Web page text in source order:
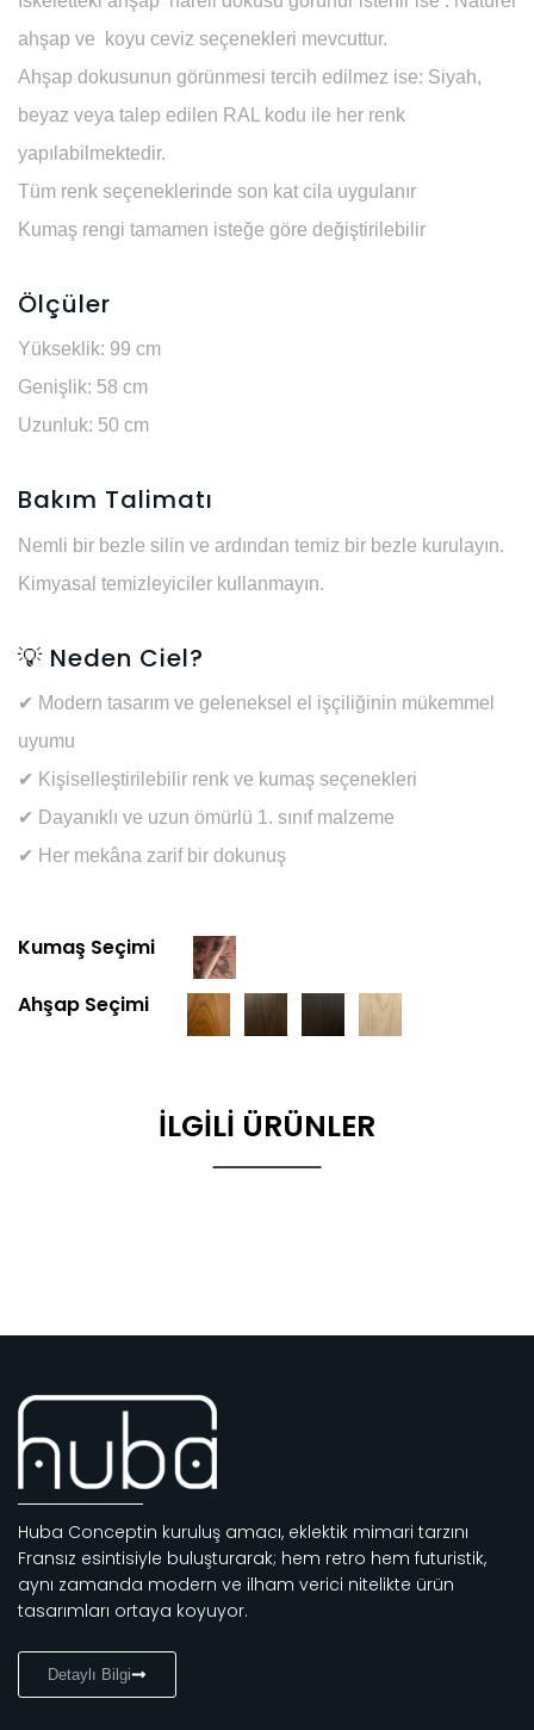
ahşap ve koyu ceviz seçenekleri mevcuttur.
Ahşap dokusunun görünmesi tercih edilmez ise: Siyah,
beyaz veya talep edilen RAL kodu ile her renk
yapılabilmektedir.
Tüm renk seçeneklerinde son kat cila uygulanır
Kumaş rengi tamamen isteğe göre değiştirilebilir
Ölçüler
Yükseklik: 99 cm
Genişlik: 58 cm
Uzunluk: 50 cm
Bakım Talimatı
Nemli bir bezle silin ve ardından temiz bir bezle kurulayın.
Kimyasal temizleyiciler kullanmayın.
💡 Neden Ciel?
✔ Modern tasarım ve geleneksel el işçiliğinin mükemmel
uyumu
✔ Kişiselleştirilebilir renk ve kumaş seçenekleri
✔ Dayanıklı ve uzun ömürlü 1. sınıf malzeme
✔ Her mekâna zarif bir dokunuş
Kumaş Seçimi
Ahşap Seçimi
İLGILI ÜRÜNLER
Huba Conceptin kuruluş amacı, eklektik mimari tarzını
Fransız esintisiyle buluşturarak; hem retro hem futuristik,
aynı zamanda modern ve ilham verici nitelikte ürün
tasarımları ortaya koyuyor.
Detaylı Bilgi